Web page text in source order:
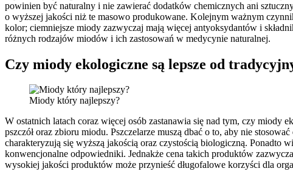
powinien być naturalny i nie zawierać dodatków chemicznych ani
o wyższej jakości niż te masowo produkowane. Kolejnym ważnym
kolor; ciemniejsze miody zazwyczaj mają więcej antyoksydantów i
różnych rodzajów miodów i ich zastosowań w medycynie naturalnej.
Czy miody ekologiczne są lepsze od
Miody który najlepszy?
W ostatnich latach coraz więcej osób zastanawia się nad tym, czy miody
pszczół oraz zbioru miodu. Pszczelarze muszą dbać o to, aby nie
charakteryzują się wyższą jakością oraz czystością biologiczną. Ponadto
konwencjonalne odpowiedniki. Jednakże cena takich produktów
wysokiej jakości produktów może przynieść długofalowe korzyści dla